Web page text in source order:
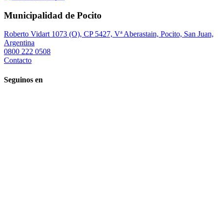
Municipalidad de Pocito
Roberto Vidart 1073 (O), CP 5427, Vª Aberastain, Pocito, San Juan,
Argentina
0800 222 0508
Contacto
Seguinos en